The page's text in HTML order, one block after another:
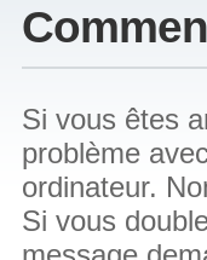
Si vous êtes
problème
ordinateur.
Si vous